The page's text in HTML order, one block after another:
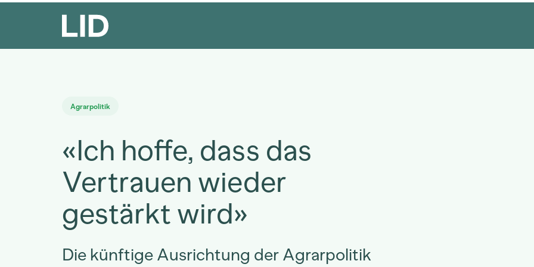
Agrarpolitik
«Ich hoffe, dass das
Vertrauen wieder
gestärkt wird»
Die künftige Ausrichtung der Agrarpolitik